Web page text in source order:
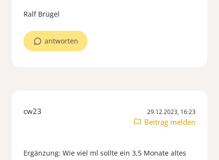
antworten
cw23 29.12.2023, 16:23
Beitrag melden
Ergänzung: Wie viel ml sollte ein 3,5 Monate altes